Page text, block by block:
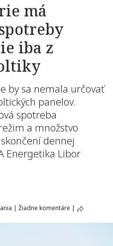
má
iba z
by sa nemala určovať
panelov.
spotreba
a množstvo
dennej
Energetika Libor
| Žiadne komentáre |